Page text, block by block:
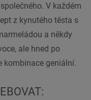
V každém
z kynutého těsta s
a někdy
ale hned po
kombinace geniální.